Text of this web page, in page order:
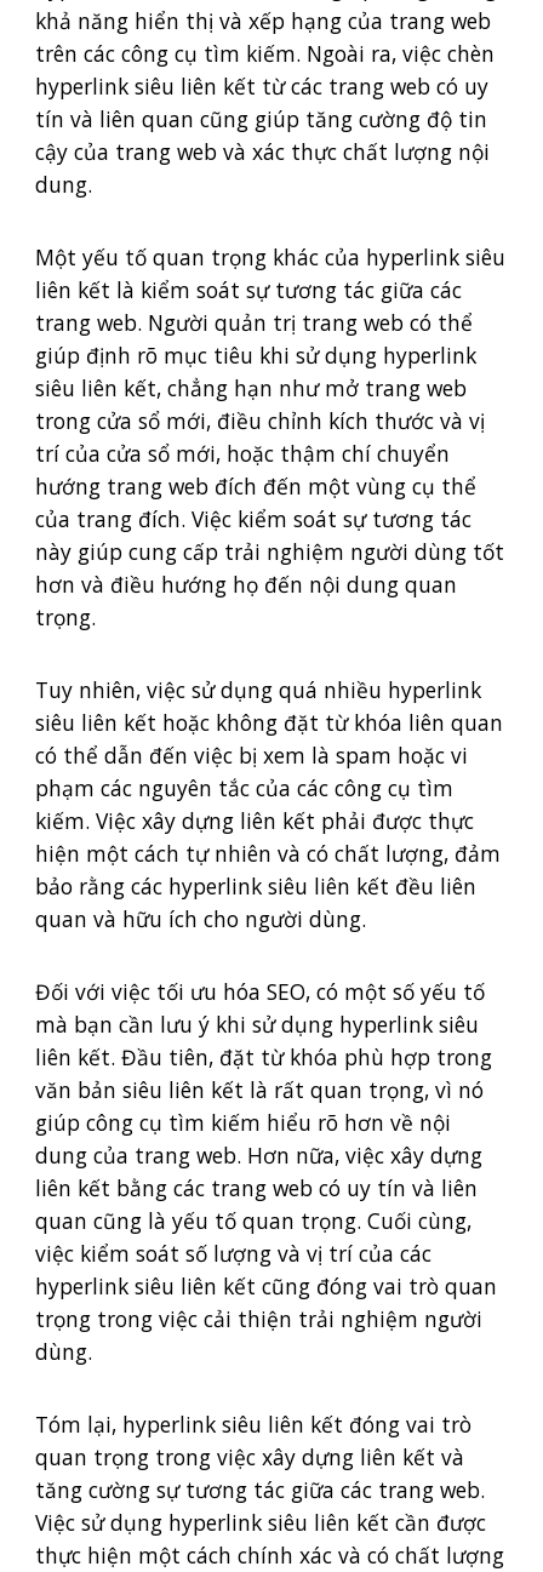
khả năng hiển thị và xếp hạng của trang web
trên các công cụ tìm kiếm. Ngoài ra, việc chèn
hyperlink siêu liên kết từ các trang web có uy
tín và liên quan cũng giúp tăng cường độ tin
cậy của trang web và xác thực chất lượng nội
dung.
Một yếu tố quan trọng khác của hyperlink siêu
liên kết là kiểm soát sự tương tác giữa các
trang web. Người quản trị trang web có thể
giúp định rõ mục tiêu khi sử dụng hyperlink
siêu liên kết, chẳng hạn như mở trang web
trong cửa sổ mới, điều chỉnh kích thước và vị
trí của cửa sổ mới, hoặc thậm chí chuyển
hướng trang web đích đến một vùng cụ thể
của trang đích. Việc kiểm soát sự tương tác
này giúp cung cấp trải nghiệm người dùng tốt
hơn và điều hướng họ đến nội dung quan
trọng.
Tuy nhiên, việc sử dụng quá nhiều hyperlink
siêu liên kết hoặc không đặt từ khóa liên quan
có thể dẫn đến việc bị xem là spam hoặc vi
phạm các nguyên tắc của các công cụ tìm
kiếm. Việc xây dựng liên kết phải được thực
hiện một cách tự nhiên và có chất lượng, đảm
bảo rằng các hyperlink siêu liên kết đều liên
quan và hữu ích cho người dùng.
Đối với việc tối ưu hóa SEO, có một số yếu tố
mà bạn cần lưu ý khi sử dụng hyperlink siêu
liên kết. Đầu tiên, đặt từ khóa phù hợp trong
văn bản siêu liên kết là rất quan trọng, vì nó
giúp công cụ tìm kiếm hiểu rõ hơn về nội
dung của trang web. Hơn nữa, việc xây dựng
liên kết bằng các trang web có uy tín và liên
quan cũng là yếu tố quan trọng. Cuối cùng,
việc kiểm soát số lượng và vị trí của các
hyperlink siêu liên kết cũng đóng vai trò quan
trọng trong việc cải thiện trải nghiệm người
dùng.
Tóm lại, hyperlink siêu liên kết đóng vai trò
quan trọng trong việc xây dựng liên kết và
tăng cường sự tương tác giữa các trang web.
Việc sử dụng hyperlink siêu liên kết cần được
thực hiện một cách chính xác và có chất lượng